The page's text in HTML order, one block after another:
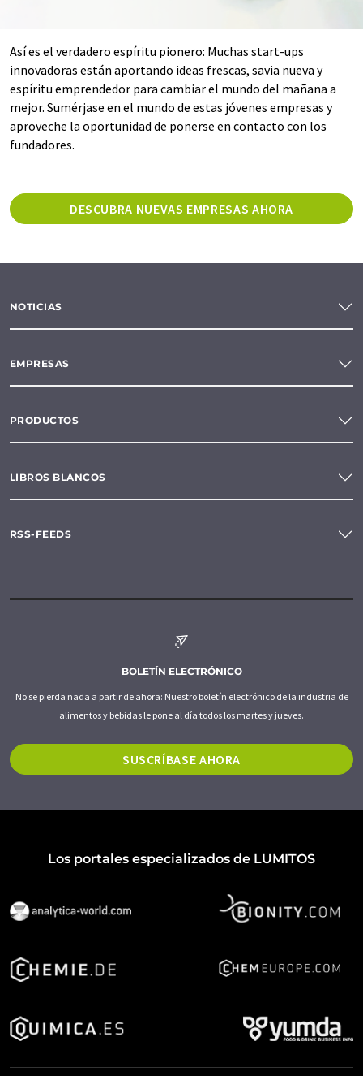
Así es el verdadero espíritu pionero: Muchas start-ups
innovadoras están aportando ideas frescas, savia nueva y
espíritu emprendedor para cambiar el mundo del mañana a
mejor. Sumérjase en el mundo de estas jóvenes empresas y
aproveche la oportunidad de ponerse en contacto con los
fundadores.
DESCUBRA NUEVAS EMPRESAS AHORA
NOTICIAS
EMPRESAS
PRODUCTOS
LIBROS BLANCOS
RSS-FEEDS
BOLETÍN ELECTRÓNICO
No se pierda nada a partir de ahora: Nuestro boletín electrónico de la industria de
alimentos y bebidas le pone al día todos los martes y jueves.
SUSCRÍBASE AHORA
Los portales especializados de LUMITOS